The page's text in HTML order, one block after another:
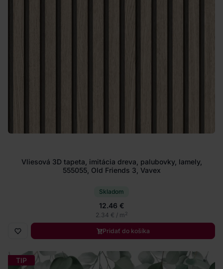
Vliesová 3D tapeta, imitácia dreva, palubovky, lamely,
555055, Old Friends 3, Vavex
Skladom
12.46 €
2.34 € / m2
Pridať do košíka
TIP